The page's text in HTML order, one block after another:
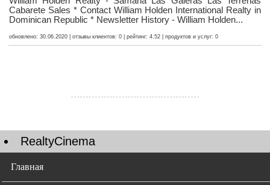
Cabarete Sales * Contact William Holden International Realty in
Dominican Republic * Newsletter History - William Holden...
обновлено: 30.06.2020 | отзывы клиентов: 0 | рейтинг: 4.52 | продуктов и услуг: 0
RealtyCinema
Главная